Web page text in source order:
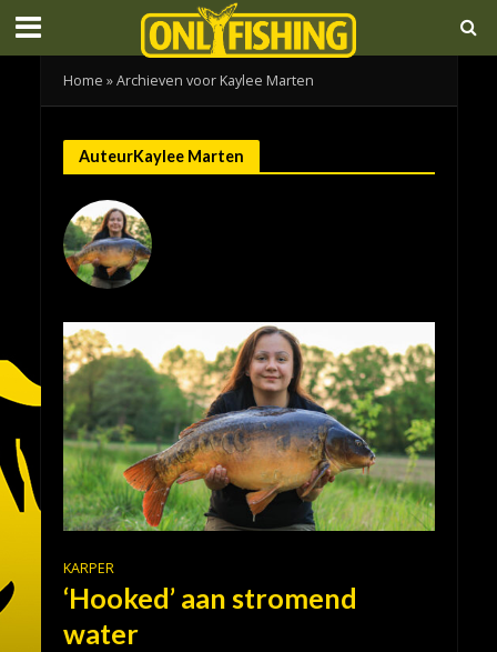
Home »Archieven voor Kaylee Marten
AuteurKaylee Marten
KARPER
‘Hooked’ aan stromend
water